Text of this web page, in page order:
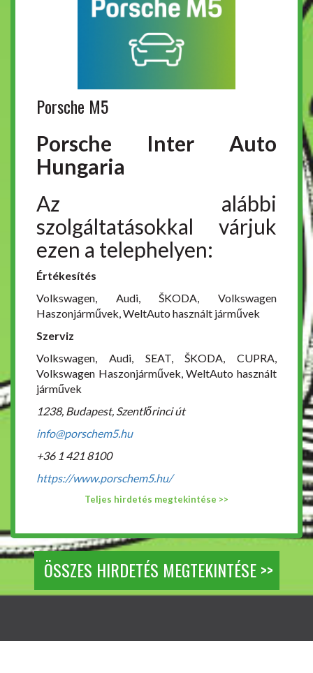
Porsche M5
Porsche Inter Auto
Hungaria
Az alábbi
szolgáltatásokkal várjuk
ezen a telephelyen:
Értékesítés
Volkswagen, Audi, ŠKODA, Volkswagen
Haszonjárművek, WeltAuto használt járművek
Szerviz
Volkswagen, Audi, SEAT, ŠKODA, CUPRA,
Volkswagen Haszonjárművek, WeltAuto használt
járművek
1238, Budapest, Szentlőrinci út
info@porschem5.hu
+36 1 421 8100
https://www.porschem5.hu/
Teljes hirdetés megtekintése >>
ÖSSZES HIRDETÉS MEGTEKINTÉSE >>